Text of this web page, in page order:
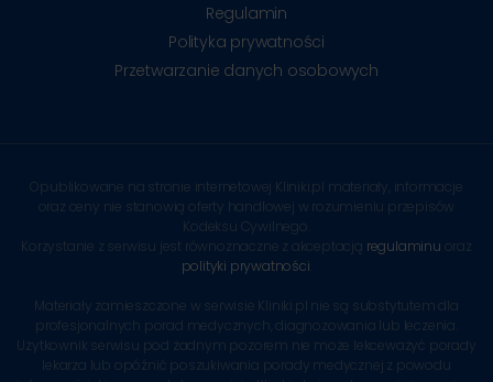
Regulamin
Polityka prywatności
Przetwarzanie danych osobowych
Opublikowane na stronie internetowej Kliniki.pl materiały, informacje
oraz ceny nie stanowią oferty handlowej w rozumieniu przepisów
Kodeksu Cywilnego.
Korzystanie z serwisu jest równoznaczne z akceptacją regulaminu oraz
polityki prywatności
Materiały zamieszczone w serwisie Kliniki.pl nie są substytutem dla
profesjonalnych porad medycznych, diagnozowania lub leczenia.
Użytkownik serwisu pod żadnym pozorem nie może lekceważyć porady
lekarza lub opóźnić poszukiwania porady medycznej z powodu